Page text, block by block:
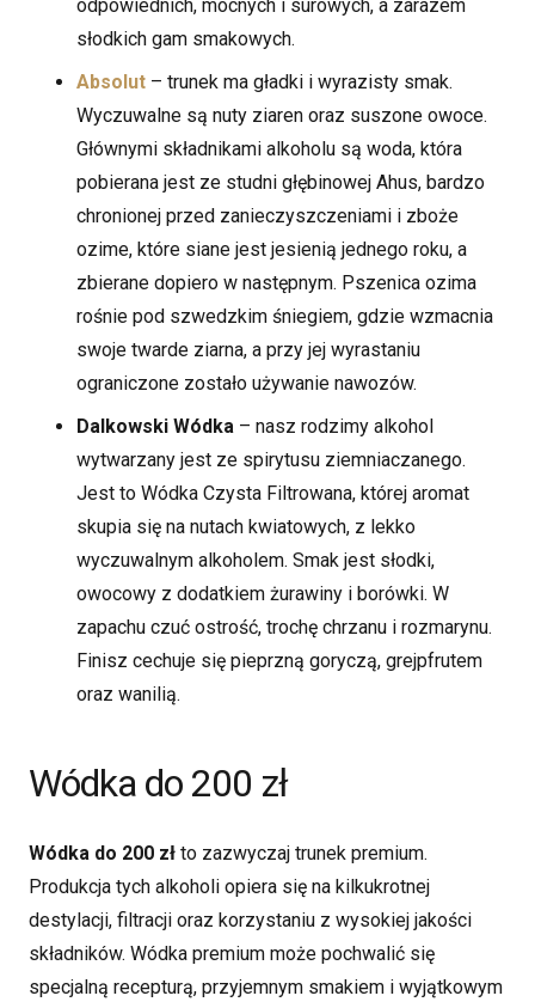
odpowiednich, mocnych i surowych, a zarazem
słodkich gam smakowych.
Absolut – trunek ma gładki i wyrazisty smak.
Wyczuwalne są nuty ziaren oraz suszone owoce.
Głównymi składnikami alkoholu są woda, która
pobierana jest ze studni głębinowej Ahus, bardzo
chronionej przed zanieczyszczeniami i zboże
ozime, które siane jest jesienią jednego roku, a
zbierane dopiero w następnym. Pszenica ozima
rośnie pod szwedzkim śniegiem, gdzie wzmacnia
swoje twarde ziarna, a przy jej wyrastaniu
ograniczone zostało używanie nawozów.
Dalkowski Wódka – nasz rodzimy alkohol
wytwarzany jest ze spirytusu ziemniaczanego.
Jest to Wódka Czysta Filtrowana, której aromat
skupia się na nutach kwiatowych, z lekko
wyczuwalnym alkoholem. Smak jest słodki,
owocowy z dodatkiem żurawiny i borówki. W
zapachu czuć ostrość, trochę chrzanu i rozmarynu.
Finisz cechuje się pieprzną goryczą, grejpfrutem
oraz wanilią.
Wódka do 200 zł
Wódka do 200 zł to zazwyczaj trunek premium.
Produkcja tych alkoholi opiera się na kilkukrotnej
destylacji, filtracji oraz korzystaniu z wysokiej jakości
składników. Wódka premium może pochwalić się
specjalną recepturą, przyjemnym smakiem i wyjątkowym